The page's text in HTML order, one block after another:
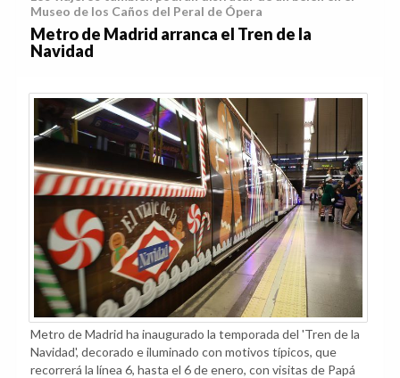
Museo de los Caños del Peral de Ópera
Metro de Madrid arranca el Tren de la
Navidad
Metro de Madrid ha inaugurado la temporada del 'Tren de la
Navidad', decorado e iluminado con motivos típicos, que
recorrerá la línea 6, hasta el 6 de enero, con visitas de Papá